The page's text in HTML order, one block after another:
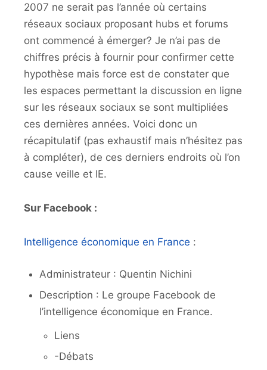
2007 ne serait pas l’année où certains
réseaux sociaux proposant hubs et forums
ont commencé à émerger? Je n’ai pas de
chiffres précis à fournir pour confirmer cette
hypothèse mais force est de constater que
les espaces permettant la discussion en ligne
sur les réseaux sociaux se sont multipliées
ces dernières années. Voici donc un
récapitulatif (pas exhaustif mais n’hésitez pas
à compléter), de ces derniers endroits où l’on
cause veille et IE.
Sur Facebook :
Intelligence économique en France :
Administrateur : Quentin Nichini
Description : Le groupe Facebook de
l’intelligence économique en France.
Liens
-Débats